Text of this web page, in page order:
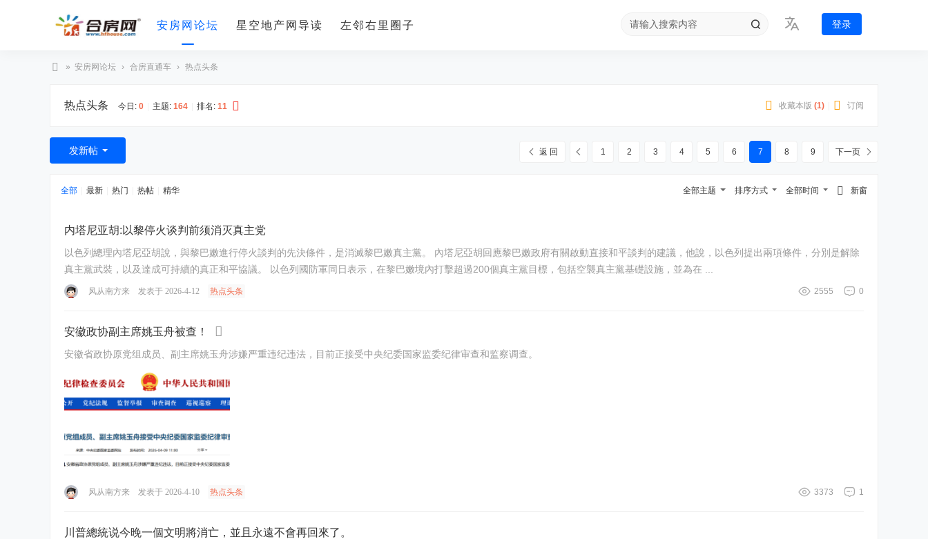
安房网论坛 星空地产网导读 左邻右里圈子 登录
» 安房网论坛 › 合房直通车 › 热点头条
收藏本版 (1) 订阅
热点头条 今日: 0 主题: 164 排名: 11
1 2 3 4 5 6 7 8 9 下一页
返 回
发新帖
新窗
全部时间
排序方式
全部主题
全部 最新 热门 热帖 精华
内塔尼亚胡:以黎停火谈判前须消灭真主党
以色列總理內塔尼亞胡說，與黎巴嫩進行停火談判的先決條件，是消滅黎巴嫩真主黨。 內塔尼亞胡回應黎巴嫩政府有關啟動直接和平談判的建議，他說，以色列提出兩項條件，分別是解除
真主黨武裝，以及達成可持續的真正和平協議。 以色列國防軍同日表示，在黎巴嫩境內打擊超過200個真主黨目標，包括空襲真主黨基礎設施，並為在 ...
0
2555
风从南方来 发表于 2026-4-12 热点头条
安徽政协副主席姚玉舟被查！
安徽省政协原党组成员、副主席姚玉舟涉嫌严重违纪违法，目前正接受中央纪委国家监委纪律审查和监察调查。
1
3373
风从南方来 发表于 2026-4-10 热点头条
川普總統说今晚一個文明將消亡，並且永遠不會再回來了。